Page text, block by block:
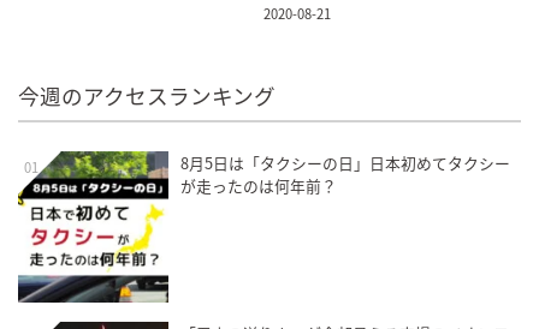
2020-08-21
今週のアクセスランキング
01
8月5日は「タクシーの日」日本初めてタクシー
が走ったのは何年前？